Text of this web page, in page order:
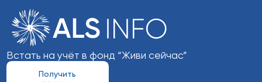
Встать на учёт в фонд “Живи сейчас”
Получить